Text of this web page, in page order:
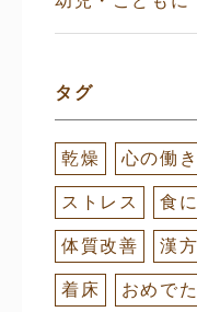
タグ
乾燥 心の働き
ストレス 食
体質改善 漢
着床 おめでた